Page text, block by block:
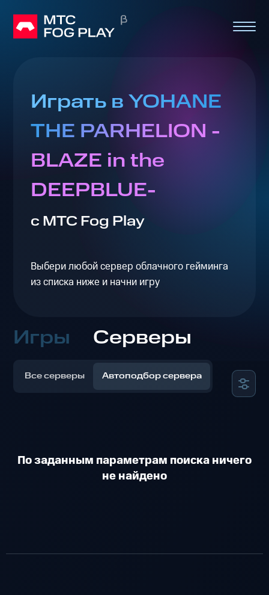
Играть в YOHANE
THE PARHELION -
BLAZE in the
DEEPBLUE-
с МТС Fog Play
Выбери любой сервер облачного гейминга
из списка ниже и начни игру
Игры Серверы
Все серверы Автоподбор сервера
По заданным параметрам поиска ничего
не найдено